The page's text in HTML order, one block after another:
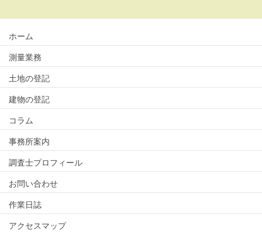
ホーム
測量業務
土地の登記
建物の登記
コラム
事務所案内
調査士プロフィール
お問い合わせ
作業日誌
アクセスマップ